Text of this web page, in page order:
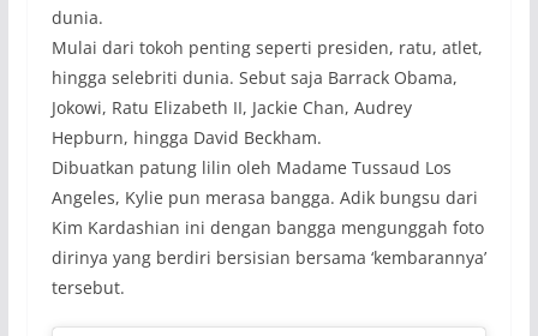
dunia.
Mulai dari tokoh penting seperti presiden, ratu, atlet,
hingga selebriti dunia. Sebut saja Barrack Obama,
Jokowi, Ratu Elizabeth II, Jackie Chan, Audrey
Hepburn, hingga David Beckham.
Dibuatkan patung lilin oleh Madame Tussaud Los
Angeles, Kylie pun merasa bangga. Adik bungsu dari
Kim Kardashian ini dengan bangga mengunggah foto
dirinya yang berdiri bersisian bersama ‘kembarannya’
tersebut.